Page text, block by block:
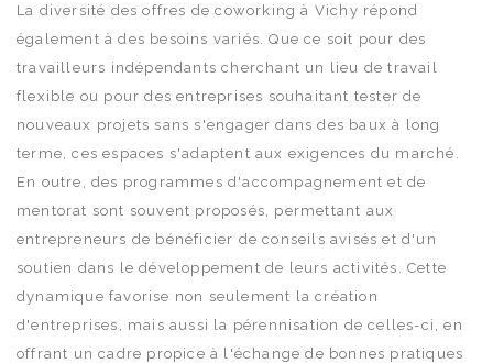
La diversité des offres de coworking à Vichy répond
également à des besoins variés. Que ce soit pour des
travailleurs indépendants cherchant un lieu de travail
flexible ou pour des entreprises souhaitant tester de
nouveaux projets sans s'engager dans des baux à long
terme, ces espaces s'adaptent aux exigences du marché.
En outre, des programmes d'accompagnement et de
mentorat sont souvent proposés, permettant aux
entrepreneurs de bénéficier de conseils avisés et d'un
soutien dans le développement de leurs activités. Cette
dynamique favorise non seulement la création
d'entreprises, mais aussi la pérennisation de celles-ci, en
offrant un cadre propice à l'échange de bonnes pratiques